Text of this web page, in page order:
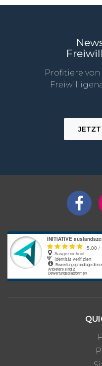
Profitiere von